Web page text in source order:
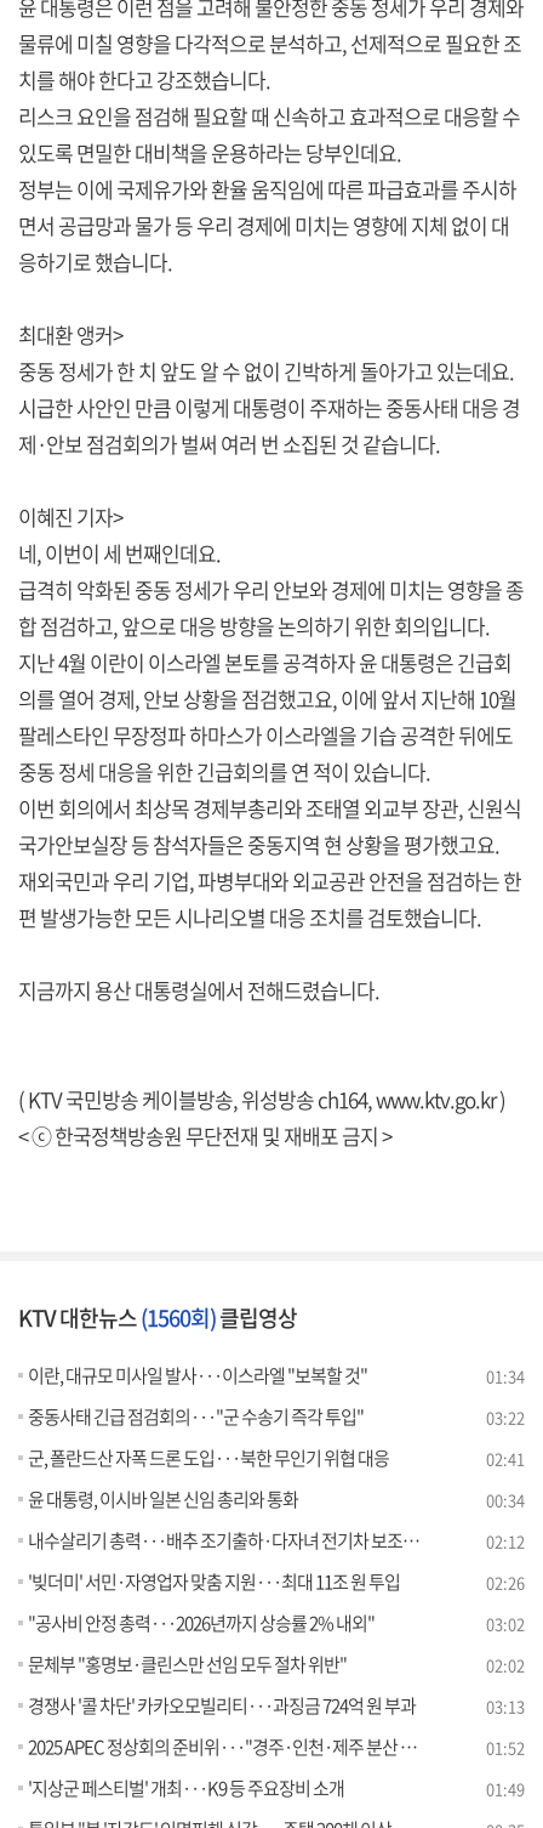
윤 대통령은 이런 점을 고려해 불안정한 중동 정세가 우리 경제와
물류에 미칠 영향을 다각적으로 분석하고, 선제적으로 필요한 조
치를 해야 한다고 강조했습니다.
리스크 요인을 점검해 필요할 때 신속하고 효과적으로 대응할 수
있도록 면밀한 대비책을 운용하라는 당부인데요.
정부는 이에 국제유가와 환율 움직임에 따른 파급효과를 주시하
면서 공급망과 물가 등 우리 경제에 미치는 영향에 지체 없이 대
응하기로 했습니다.
최대환 앵커>
중동 정세가 한 치 앞도 알 수 없이 긴박하게 돌아가고 있는데요.
시급한 사안인 만큼 이렇게 대통령이 주재하는 중동사태 대응 경
제·안보 점검회의가 벌써 여러 번 소집된 것 같습니다.
이혜진 기자>
네, 이번이 세 번째인데요.
급격히 악화된 중동 정세가 우리 안보와 경제에 미치는 영향을 종
합 점검하고, 앞으로 대응 방향을 논의하기 위한 회의입니다.
지난 4월 이란이 이스라엘 본토를 공격하자 윤 대통령은 긴급회
의를 열어 경제, 안보 상황을 점검했고요, 이에 앞서 지난해 10월
팔레스타인 무장정파 하마스가 이스라엘을 기습 공격한 뒤에도
중동 정세 대응을 위한 긴급회의를 연 적이 있습니다.
이번 회의에서 최상목 경제부총리와 조태열 외교부 장관, 신원식
국가안보실장 등 참석자들은 중동지역 현 상황을 평가했고요.
재외국민과 우리 기업, 파병부대와 외교공관 안전을 점검하는 한
편 발생가능한 모든 시나리오별 대응 조치를 검토했습니다.
지금까지 용산 대통령실에서 전해드렸습니다.
( KTV 국민방송 케이블방송, 위성방송 ch164,www.ktv.go.kr)
< ⓒ 한국정책방송원 무단전재 및 재배포 금지 >
KTV 대한뉴스(1560회)클립영상
이란, 대규모 미사일 발사···이스라엘 "보복할 것" 01:34
중동사태 긴급 점검회의···"군 수송기 즉각 투입" 03:22
군, 폴란드산 자폭 드론 도입···북한 무인기 위협 대응 02:41
윤 대통령, 이시바 일본 신임 총리와 통화 00:34
내수살리기 총력···배추 조기출하·다자녀 전기차 보조금 확대 02:12
'빚더미' 서민·자영업자 맞춤 지원···최대 11조 원 투입 02:26
"공사비 안정 총력···2026년까지 상승률 2% 내외" 03:02
문체부 "홍명보·클린스만 선임 모두 절차 위반" 02:02
경쟁사 '콜 차단' 카카오모빌리티···과징금 724억 원 부과 03:13
2025 APEC 정상회의 준비위···"경주·인천·제주 분산 개최" 01:52
'지상군 페스티벌' 개최···K9 등 주요장비 소개 01:49